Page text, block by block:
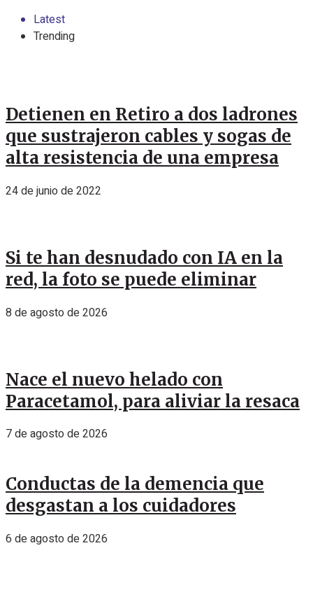
Latest
Trending
Detienen en Retiro a dos ladrones
que sustrajeron cables y sogas de
alta resistencia de una empresa
24 de junio de 2022
Si te han desnudado con IA en la
red, la foto se puede eliminar
8 de agosto de 2026
Nace el nuevo helado con
Paracetamol, para aliviar la resaca
7 de agosto de 2026
Conductas de la demencia que
desgastan a los cuidadores
6 de agosto de 2026